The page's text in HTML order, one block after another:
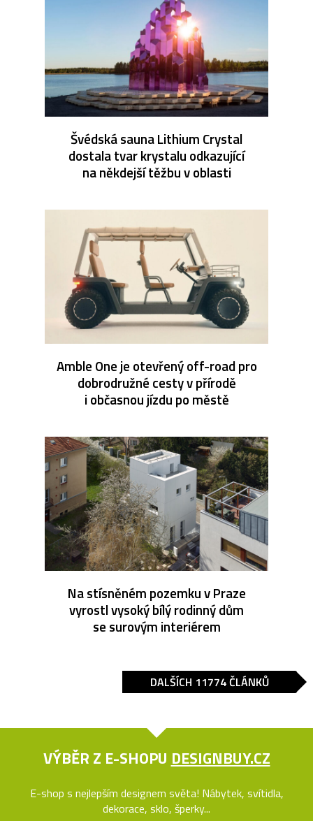
Švédská sauna Lithium Crystal
dostala tvar krystalu odkazující
na někdejší těžbu v oblasti
Amble One je otevřený off-road pro
dobrodružné cesty v přírodě
i občasnou jízdu po městě
Na stísněném pozemku v Praze
vyrostl vysoký bílý rodinný dům
se surovým interiérem
DALŠÍCH 11774 ČLÁNKŮ
VÝBĚR Z E-SHOPU DESIGNBUY.CZ
E-shop s nejlepším designem světa! Nábytek, svítidla,
dekorace, sklo, šperky...